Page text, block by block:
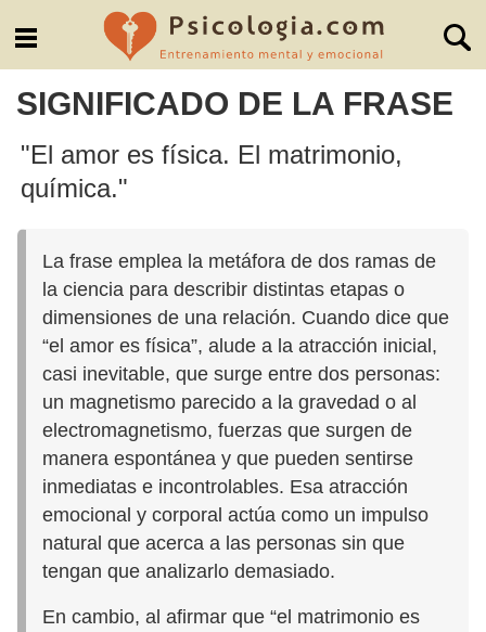
SIGNIFICADO DE LA FRASE
"El amor es física. El matrimonio,
química."
La frase emplea la metáfora de dos ramas de
la ciencia para describir distintas etapas o
dimensiones de una relación. Cuando dice que
“el amor es física”, alude a la atracción inicial,
casi inevitable, que surge entre dos personas:
un magnetismo parecido a la gravedad o al
electromagnetismo, fuerzas que surgen de
manera espontánea y que pueden sentirse
inmediatas e incontrolables. Esa atracción
emocional y corporal actúa como un impulso
natural que acerca a las personas sin que
tengan que analizarlo demasiado.
En cambio, al afirmar que “el matrimonio es